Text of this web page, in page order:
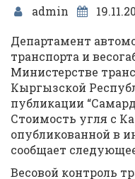
admin
Департамент
транспорта и
Министерстве
Кыргызской
публикации
Стоимость угля с
опубликованной в
сообщает
Весовой контроль